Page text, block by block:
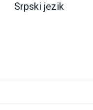
Srpski jezik